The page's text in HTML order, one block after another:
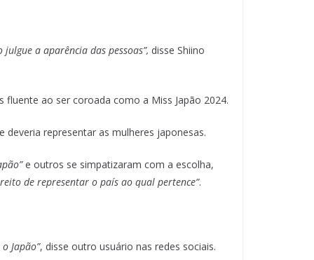
a aparência das pessoas”, disse Shiino
fluente ao ser coroada como a Miss Japão 2024.
representar as mulheres japonesas.
e outros se simpatizaram com a escolha,
de representar o país ao qual pertence”.
Japão”, disse outro usuário nas redes sociais.